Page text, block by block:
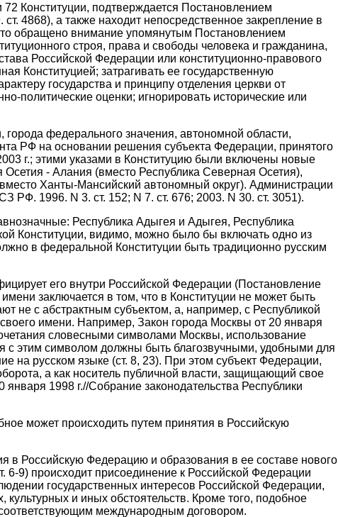
Конституции, подтверждается Постановлением
4868), а также находит непосредственное закрепление в
обращено внимание упомянутым Постановлением
строя, права и свободы человека и гражданина,
Российской Федерации или конституционно-правового
Конституцией; затрагивать ее государственную
государства и принципу отделения церкви от
политические оценки; игнорировать исторические или
федерального значения, автономной области,
РФ на основании решения субъекта Федерации, принятого
г.; этими указами в Конституцию были включены новые
- Алания (вместо Республика Северная Осетия),
Ханты-Мансийский автономный округ). Администрации
РФ. 1996. N 3. ст. 152; N 7. ст. 676; 2003. N 30. ст. 3051).
Республика Адыгея и Адыгея, Республика
Конституции, видимо, можно было бы включать одно из
в федеральной Конституции быть традиционно русским
его внутри Российской Федерации (Постановление
заключается в том, что в Конституции не может быть
не с абстрактным субъектом, а, например, с Республикой
имени. Например, Закон города Москвы от 20 января
словесными символами Москвы, использование
с этим символом должны быть благозвучными, удобными для
на русском языке (ст. 8, 23). При этом субъект Федерации,
а как носитель публичной власти, защищающий свое
1998 г.//Собрание законодательства Республики
может происходить путем принятия в Российскую
в Российскую Федерацию и образования в ее составе нового
6-9) происходит присоединение к Российской Федерации
государственных интересов Российской Федерации,
и иных обстоятельств. Кроме того, подобное
международным договором.